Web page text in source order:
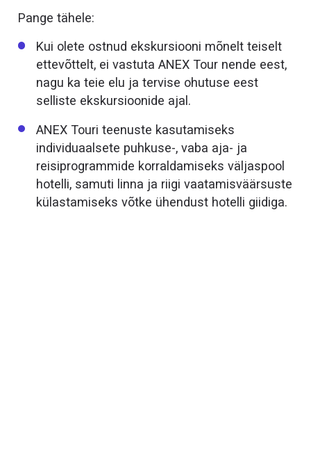
Pange tähele:
Kui olete ostnud ekskursiooni mõnelt teiselt
ettevõttelt, ei vastuta ANEX Tour nende eest,
nagu ka teie elu ja tervise ohutuse eest
selliste ekskursioonide ajal.
ANEX Touri teenuste kasutamiseks
individuaalsete puhkuse-, vaba aja- ja
reisiprogrammide korraldamiseks väljaspool
hotelli, samuti linna ja riigi vaatamisväärsuste
külastamiseks võtke ühendust hotelli giidiga.